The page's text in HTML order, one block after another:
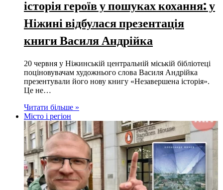
історія героїв у пошуках кохання: у
Ніжині відбулася презентація
книги Василя Андрійка
20 червня у Ніжинській центральній міській бібліотеці
поціновувачам художнього слова Василя Андрійка
презентували його нову книгу «Незавершена історія».
Це не…
Читати більше »
Місто і регіон